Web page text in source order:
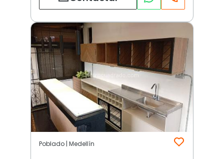
Poblado | Medellín